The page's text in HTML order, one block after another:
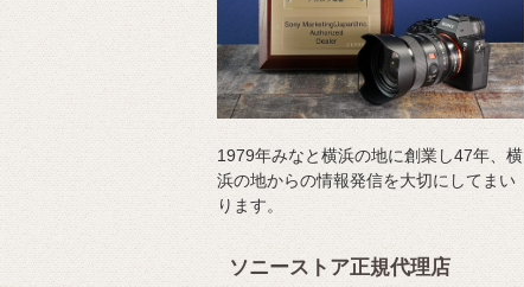
1979年みなと横浜の地に創業し47年、横
浜の地からの情報発信を大切にしてまい
ります。
ソニーストア正規代理店